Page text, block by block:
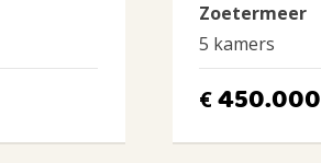
Zoetermeer
5 kamers
€450.000